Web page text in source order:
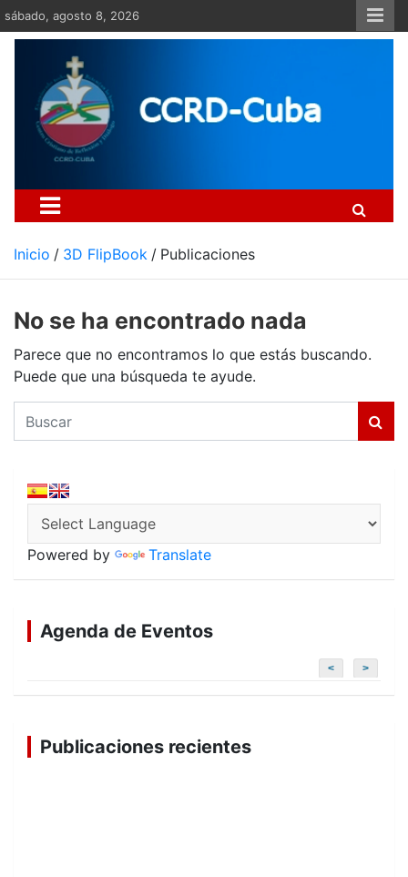
Saltar
al
sábado, agosto 8, 2026
Inicio 3D FlipBook Publicaciones
No se ha encontrado nada
Parece que no encontramos lo que estás buscando.
Puede que una búsqueda te ayude.
Powered by
Translate
Agenda de Eventos
< >
Publicaciones recientes